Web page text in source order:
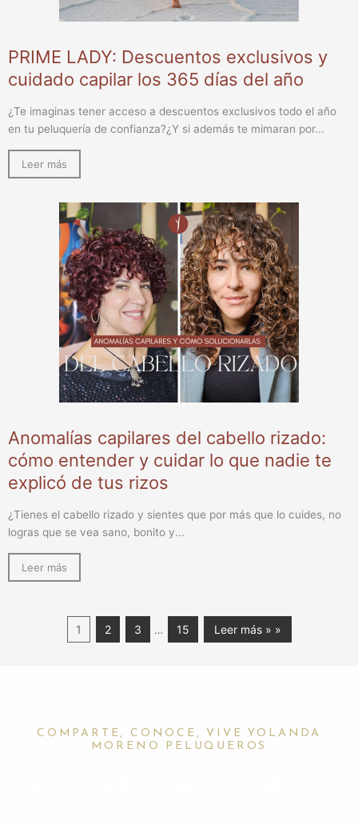
PRIME LADY: Descuentos exclusivos y
cuidado capilar los 365 días del año
¿Te imaginas tener acceso a descuentos exclusivos todo el año
en tu peluquería de confianza?¿Y si además te mimaran por...
Leer más
Anomalías capilares del cabello rizado:
cómo entender y cuidar lo que nadie te
explicó de tus rizos
¿Tienes el cabello rizado y sientes que por más que lo cuides, no
logras que se vea sano, bonito y...
Leer más
1 2 3 … 15 Leer más » »
COMPARTE, CONOCE, VIVE YOLANDA
MORENO PELUQUEROS